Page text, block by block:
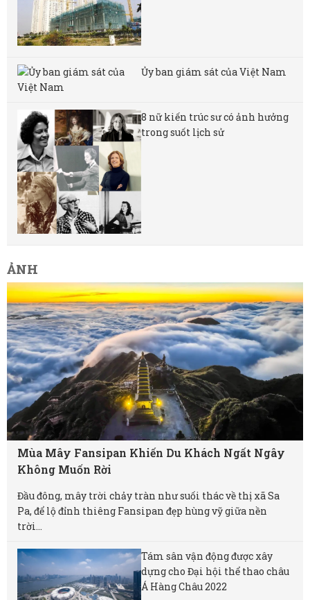
Ủy ban giám sát của Việt Nam
8 nữ kiến ​​trúc sư có ảnh hưởng
trong suốt lịch sử
ẢNH
Mùa Mây Fansipan Khiến Du Khách Ngất Ngây
Không Muốn Rời
Đầu đông, mây trời chảy tràn như suối thác về thị xã Sa
Pa, để lộ đỉnh thiêng Fansipan đẹp hùng vỹ giữa nền
trời...
Tám sân vận động được xây
dựng cho Đại hội thể thao châu
Á Hàng Châu 2022